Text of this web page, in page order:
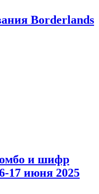
Borderlands
и шифр
17 июня 2025